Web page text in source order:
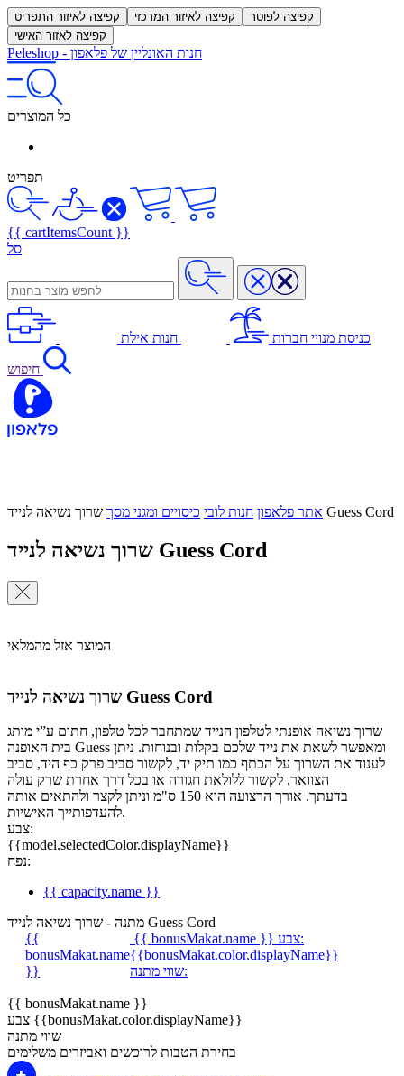
קפיצה לאיזור התפריט קפיצה לאיזור המרכזי
קפיצה לפוטר
קפיצה לאזור האישי
Peleshop - חנות האונליין של פלאפון
כל המוצרים
תפריט
{{ cartItemsCount }}
סל
כניסת מנויי חברות חנות אילת
חיפוש
אתר פלאפון חנות לובי כיסויים ומגני מסך שרוך נשיאה לנייד Guess Cord
שרוך נשיאה לנייד Guess Cord
המוצר אזל מהמלאי
שרוך נשיאה לנייד Guess Cord
שרוך נשיאה אופנתי לטלפון הנייד שמתחבר לכל טלפון, חתום ע”י מותג
בית האופנה Guess ומאפשר לשאת את נייד שלכם בקלות ובנוחות. ניתן
לענוד את השרוך על הכתף כמו תיק יד, לקשור סביב פרק כף היד, סביב
הצוואר, לקשור ללולאת חגורה או בכל דרך אחרת שרק עולה
בדעתך. אורך הרצועה הוא 150 ס"מ וניתן לקצר ולהתאים אותה
להעדפותייך האישיות.
צבע:
{{model.selectedColor.displayName}}
נפח:
{{ capacity.name }}
מתנה - שרוך נשיאה לנייד Guess Cord
{{
bonusMakat.name
}}
{{ bonusMakat.name }}
צבע:
{{bonusMakat.color.displayName}}
שווי מתנה:
{{ bonusMakat.name }}
צבע {{bonusMakat.color.displayName}}
שווי מתנה
בחירת הטבות לרוכשים ואביזרים משלימים